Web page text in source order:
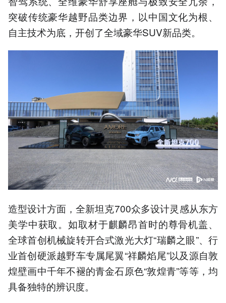
突破传统豪华越野品类边界，以中国文化为根、
自主技术为底，开创了全域豪华SUV新品类。
造型设计方面，全新坦克700众多设计灵感从东方
美学中获取。如取材于麒麟昂首时的尊骨机盖、
全球首创机械旋转开合式激光大灯“瑞麟之眼”、行
业首创硬派越野车专属尾翼“祥麟焰尾”以及源自敦
煌壁画中千年不褪的青金石原色“敦煌青”等等，均
具备独特的辨识度。